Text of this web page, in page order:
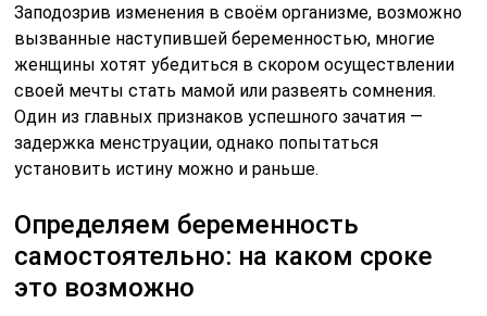
Заподозрив изменения в своём организме, возможно
вызванные наступившей беременностью, многие
женщины хотят убедиться в скором осуществлении
своей мечты стать мамой или развеять сомнения.
Один из главных признаков успешного зачатия —
задержка менструации, однако попытаться
установить истину можно и раньше.
Определяем беременность
самостоятельно: на каком сроке
это возможно